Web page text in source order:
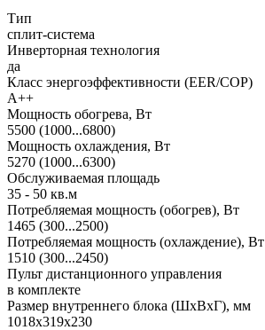
Тип
сплит-система
Инверторная технология
да
Класс энергоэффективности (EER/COP)
A++
Мощность обогрева, Вт
5500 (1000...6800)
Мощность охлаждения, Вт
5270 (1000...6300)
Обслуживаемая площадь
35 - 50 кв.м
Потребляемая мощность (обогрев), Вт
1465 (300...2500)
Потребляемая мощность (охлаждение), Вт
1510 (300...2450)
Пульт дистанционного управления
в комплекте
Размер внутреннего блока (ШхВхГ), мм
1018x319x230